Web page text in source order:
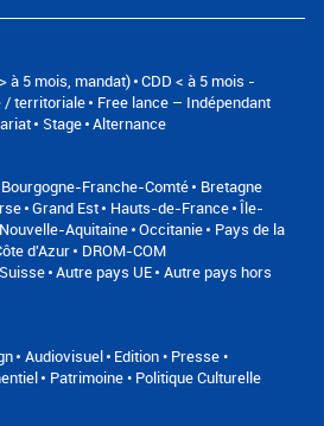
à 5 mois, mandat) CDD < à 5 mois -
/ territoriale
Free lance – Indépendant
Stage Alternance
Bourgogne-Franche-Comté
Bretagne
Grand Est Hauts-de-France Île-
Nouvelle-Aquitaine Occitanie
Pays de la
d'Azur
DROM-COM
Suisse Autre pays UE Autre pays hors
Audiovisuel Edition • Presse •
Patrimoine • Politique Culturelle